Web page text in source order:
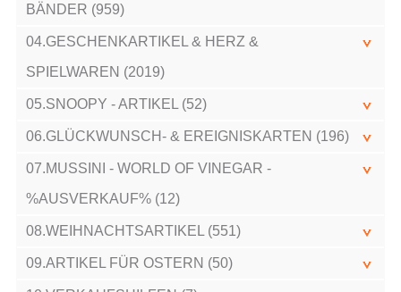
BÄNDER (959)
04.GESCHENKARTIKEL & HERZ &
SPIELWAREN (2019)
05.SNOOPY - ARTIKEL (52)
06.GLÜCKWUNSCH- & EREIGNISKARTEN (196)
07.MUSSINI - WORLD OF VINEGAR -
%AUSVERKAUF% (12)
08.WEIHNACHTSARTIKEL (551)
09.ARTIKEL FÜR OSTERN (50)